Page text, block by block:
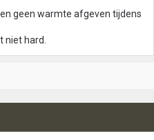
geen warmte afgeven tijdens
niet hard.